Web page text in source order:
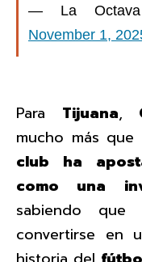
— La Octava
November 1,
Para Tijuana,
mucho más
club ha
como una
sabiendo
convertirse en